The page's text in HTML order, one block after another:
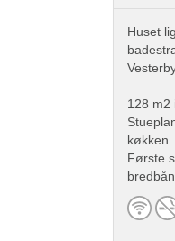
Huset
128 m2
køkken.
Første